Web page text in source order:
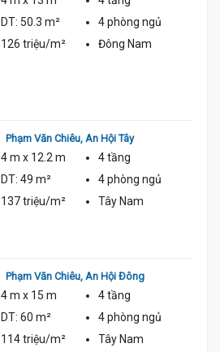
DT: 50.3 m² 4 phòng ngủ
126 triệu/m²
Đông Nam
Phạm Văn Chiêu, An Hội Tây
4 m x 12.2 m
4 tầng
DT: 49 m² 4 phòng ngủ
137 triệu/m²
Tây Nam
Phạm Văn Chiêu, An Hội Đông
4 m x 15 m
4 tầng
DT: 60 m² 4 phòng ngủ
114 triệu/m²
Tây Nam